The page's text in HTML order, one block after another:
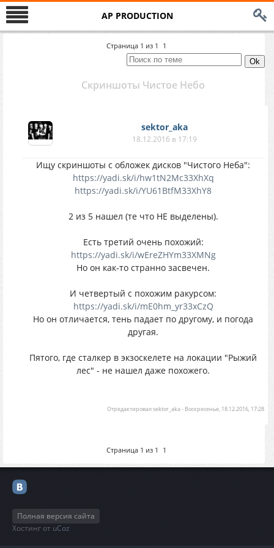
AP PRODUCTION
Страница 1 из 1 1
Скриншоты Чистое Небо
sektor_aka
18.12.2016 в 17:19
Ищу скриншоты с обложек дисков "Чистого Неба":
https://yadi.sk/i/hw1tN2Mc33XhXq
https://yadi.sk/i/YU61BtfM33XhY8
2 из 5 нашел (те что НЕ выделены).
Есть третий очень похожий:
https://yadi.sk/i/wEreZHYm33XMNg
Но он как-то странно засвечен.
И четвертый с похожим ракурсом:
https://yadi.sk/i/mE0hm_yr33xCzQ
Но он отличается, тень падает по другому, и погода
другая.
Пятого, где сталкер в экзоскелете на локации "Рыжий
лес" - не нашел даже похожего.
Отредактировалsektor_aka- Воскресенье, 18.12.2016, 17:28
Страница 1 из 1 1
Полная версия сайта
Хостинг от uCoz